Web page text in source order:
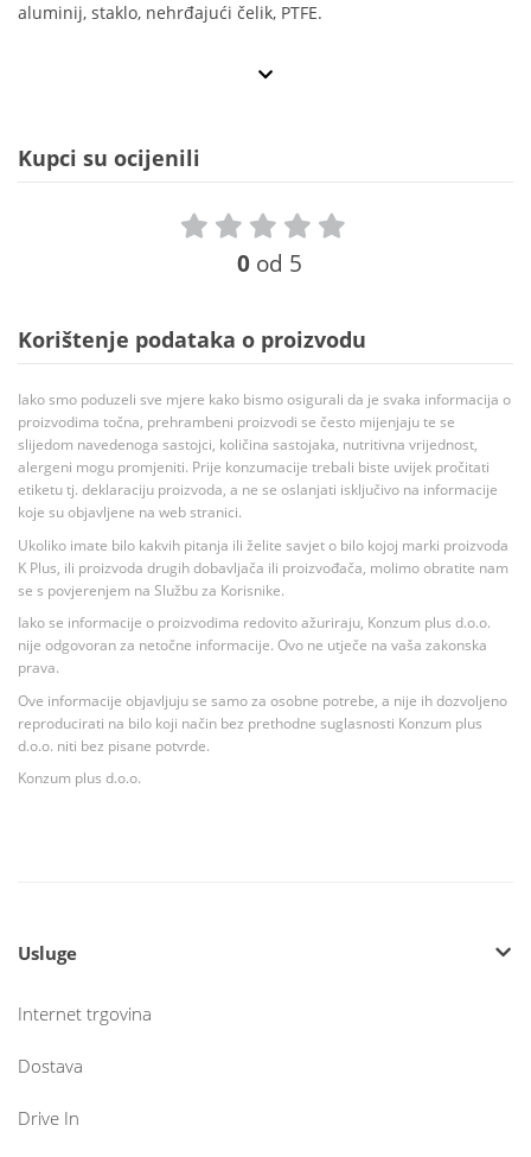
aluminij, staklo, nehrđajući čelik, PTFE.
Kupci su ocijenili
0 od 5
Korištenje podataka o proizvodu
Iako smo poduzeli sve mjere kako bismo osigurali da je svaka informacija o
proizvodima točna, prehrambeni proizvodi se često mijenjaju te se
slijedom navedenoga sastojci, količina sastojaka, nutritivna vrijednost,
alergeni mogu promjeniti. Prije konzumacije trebali biste uvijek pročitati
etiketu tj. deklaraciju proizvoda, a ne se oslanjati isključivo na informacije
koje su objavljene na web stranici.
Ukoliko imate bilo kakvih pitanja ili želite savjet o bilo kojoj marki proizvoda
K Plus, ili proizvoda drugih dobavljača ili proizvođača, molimo obratite nam
se s povjerenjem na Službu za Korisnike.
Iako se informacije o proizvodima redovito ažuriraju, Konzum plus d.o.o.
nije odgovoran za netočne informacije. Ovo ne utječe na vaša zakonska
prava.
Ove informacije objavljuju se samo za osobne potrebe, a nije ih dozvoljeno
reproducirati na bilo koji način bez prethodne suglasnosti Konzum plus
d.o.o. niti bez pisane potvrde.
Konzum plus d.o.o.
Usluge
Internet trgovina
Dostava
Drive In